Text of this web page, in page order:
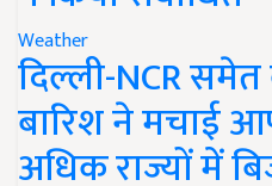
Weather
दिल्ली-NCR
बारिश ने मचाई
अधिक राज्यों में